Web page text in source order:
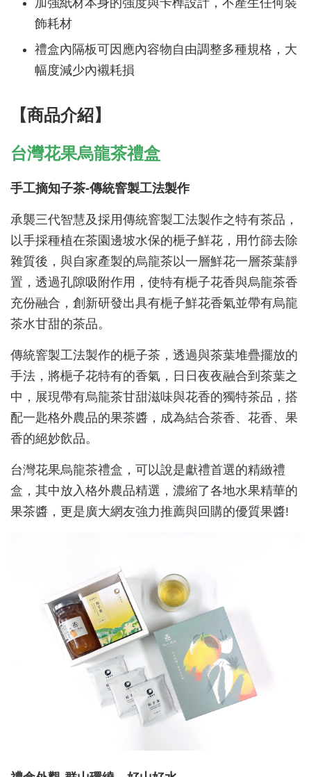
加強紙材本身的強度與卡榫設計，不產生任何裝
飾耗材
禮盒內隔板可因應內容物自由調整多種規格，大
幅度減少內襯耗損
【商品介紹】
台灣花果烏龍茶禮盒
手工摘知子茶-傳統窨製工法製作
承襲三代智慧及採用傳統窨製工法製作之特有茶品，
以手採種植在茶園邊坡水保的梔子鮮花，用竹篩去除
雜質後，與自家產製的烏龍茶以一層鮮花一層茶葉靜
置，透過孔隙吸附作用，使特有梔子花香與烏龍茶香
充份融合，創新研發出具有梔子鮮花香氣並帶有烏龍
茶水甘甜的茶品。
傳統窨製工法製作的梔子茶，透過與茶葉堆疊擺放的
手法，將梔子花特有的香氣，日日夜夜融合到茶葉之
中，展現帶有烏龍茶甘甜滋味與花香的獨特茶品，搭
配一匙格外農品的果茶醬，成為結合茶香、花香、果
香的絕妙飲品。
台灣花果烏龍茶禮盒，可以說是獻禮首選的精緻禮
盒，其中放入格外農品精選，濃縮了各地水果精華的
果茶醬，更是廣大網友強力推薦與回購的優質果醬!